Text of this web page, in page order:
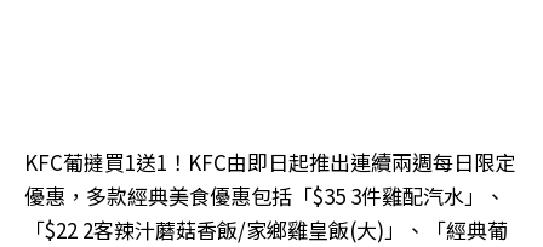
KFC葡撻買1送1！KFC由即日起推出連續兩週每日限定
優惠，多款經典美食優惠包括「$35 3件雞配汽水」、
「$22 2客辣汁蘑菇香飯/家鄉雞皇飯(大)」、「經典葡